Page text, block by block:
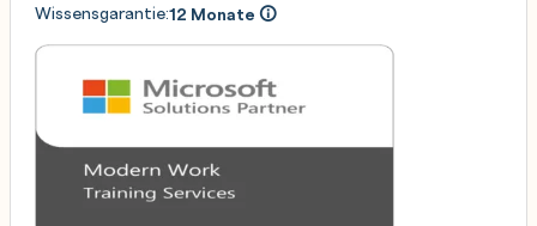
Wissensgarantie:12 Monate